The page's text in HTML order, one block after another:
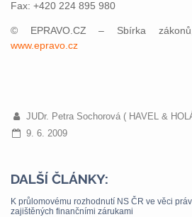
Fax: +420 224 895 980
© EPRAVO.CZ – Sbírka
www.epravo.cz
JUDr. Petra Sochorová ( HAVEL &
9. 6. 2009
DALŠÍ ČLÁNKY:
K průlomovému rozhodnutí NS ČR ve věci
zajištěných finančními zárukami